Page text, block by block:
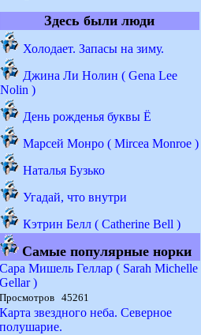
Здесь были люди
Холодает. Запасы на зиму.
Джина Ли Нолин ( Gena Lee
Nolin )
День рожденья буквы Ё
Марсей Монро ( Mircea Monroe )
Наталья Бузько
Угадай, что внутри
Кэтрин Белл ( Catherine Bell )
Самые популярные норки
Сара Мишель Геллар ( Sarah Michelle
Gellar )
Просмотров 45261
Карта звездного неба. Северное
полушарие.